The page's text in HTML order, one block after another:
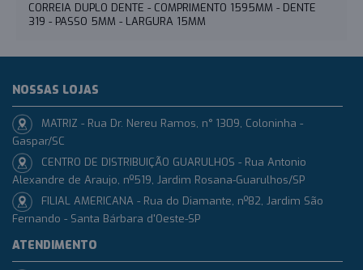
CORREIA DUPLO DENTE - COMPRIMENTO 1595MM - DENTE
319 - PASSO 5MM - LARGURA 15MM
NOSSAS LOJAS
MATRIZ - Rua Dr. Nereu Ramos, n° 1309, Coloninha -
Gaspar/SC
CENTRO DE DISTRIBUIÇÃO GUARULHOS - Rua Antonio
Alexandre de Araujo, nº519, Jardim Rosana-Guarulhos/SP
FILIAL AMERICANA - Rua do Diamante, nº82, Jardim São
Fernando - Santa Bárbara d'Oeste-SP
ATENDIMENTO